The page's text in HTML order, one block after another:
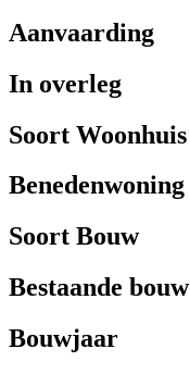
Aanvaarding
In overleg
Soort Woonhuis
Benedenwoning
Soort Bouw
Bestaande bouw
Bouwjaar